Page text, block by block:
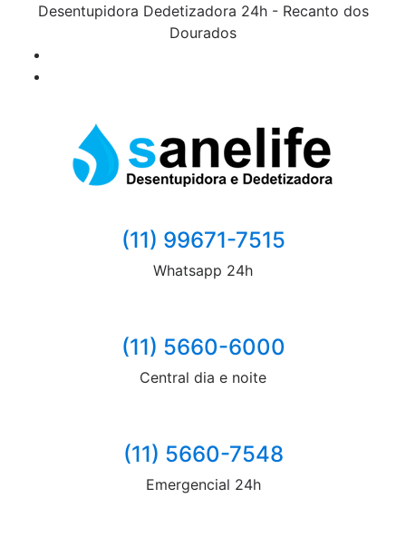
Desentupidora Dedetizadora 24h - Recanto dos
Dourados
(11) 99671-7515
Whatsapp 24h
(11) 5660-6000
Central dia e noite
(11) 5660-7548
Emergencial 24h